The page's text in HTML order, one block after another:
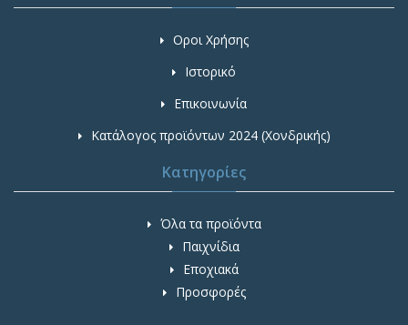
Οροι Χρήσης
Ιστορικό
Επικοινωνία
Κατάλογος προϊόντων 2024 (Χονδρικής)
Κατηγορίες
Όλα τα προϊόντα
Παιχνίδια
Εποχιακά
Προσφορές